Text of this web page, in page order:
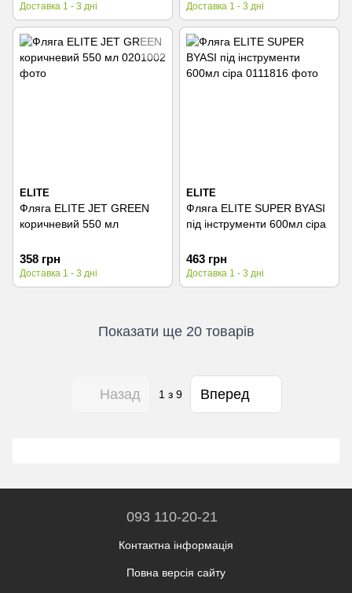
Доставка 1 - 3 дні Доставка 1 - 3 дні
ELITE
Фляга ELITE JET GREEN
коричневий 550 мл
358 грн
Доставка 1 - 3 дні
ELITE
Фляга ELITE SUPER BYASI
під інструменти 600мл сіра
463 грн
Доставка 1 - 3 дні
Показати ще 20 товарів
Назад 1з 9 Вперед
093 110-20-21
Контактна інформація
Повна версія сайту